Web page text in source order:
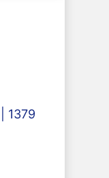
1379